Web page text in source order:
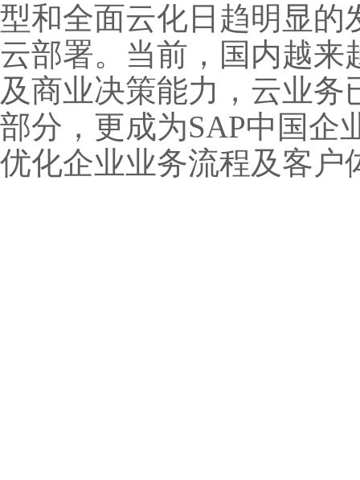
型和全面云化日趋明显的
云部署。当前，国内越来
及商业决策能力，云业务
部分，更成为SAP中国企
优化企业业务流程及客户